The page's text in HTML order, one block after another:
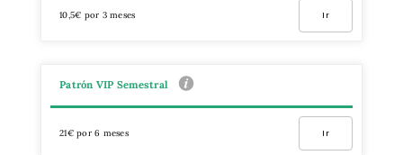
10,5€ por 3 meses Ir
Patrón VIP Semestral
21€ por 6 meses Ir